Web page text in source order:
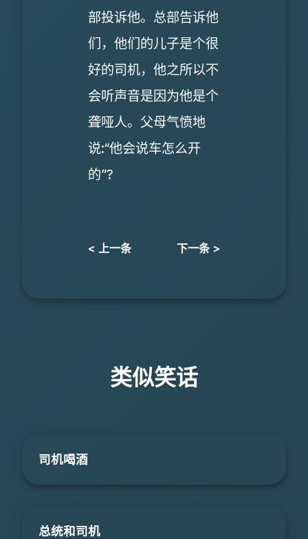
部投诉他。总部告诉他
们，他们的儿子是个很
好的司机，他之所以不
会听声音是因为他是个
聋哑人。父母气愤地
说:“他会说车怎么开
的”?
< 上一条 下一条 >
类似笑话
司机喝酒
总统和司机